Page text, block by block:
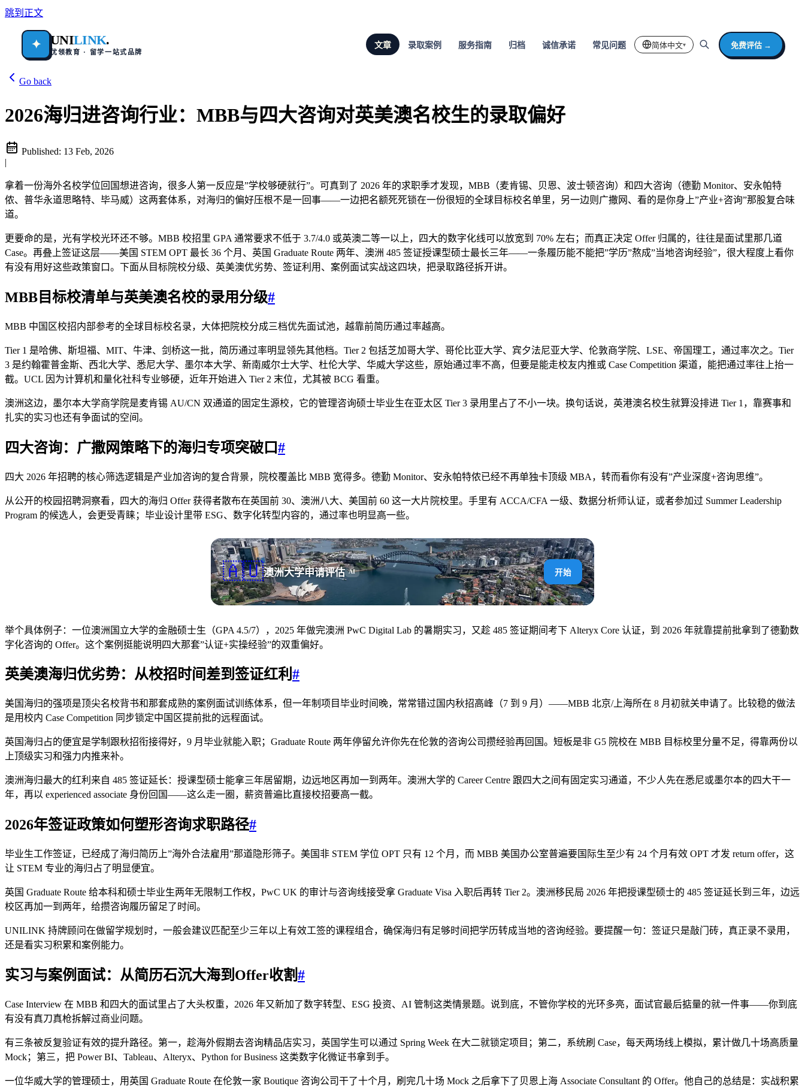
跳到正文
✦ UNILINK.
优领教育 · 留学一站式品牌
文章 录取案例 服务指南 归档 诚信承诺 常见问题 简体中文▾ 免费评估 →
Go back
2026海归进咨询行业：MBB与四大咨询对英美澳名校生的录取偏好
Published: 13 Feb, 2026
|
拿着一份海外名校学位回国想进咨询，很多人第一反应是”学校够硬就行”。可真到了 2026 年的求职季才发现，MBB（麦肯锡、贝恩、波士顿咨询）和四大咨询（德勤 Monitor、安永帕特
侬、普华永道思略特、毕马威）这两套体系，对海归的偏好压根不是一回事——一边把名额死死锁在一份很短的全球目标校名单里，另一边则广撒网、看的是你身上”产业+咨询”那股复合味
道。
更要命的是，光有学校光环还不够。MBB 校招里 GPA 通常要求不低于 3.7/4.0 或英澳二等一以上，四大的数字化线可以放宽到 70% 左右；而真正决定 Offer 归属的，往往是面试里那几道
Case。再叠上签证这层——美国 STEM OPT 最长 36 个月、英国 Graduate Route 两年、澳洲 485 签证授课型硕士最长三年——一条履历能不能把”学历”熬成”当地咨询经验”，很大程度上看你
有没有用好这些政策窗口。下面从目标院校分级、英美澳优劣势、签证利用、案例面试实战这四块，把录取路径拆开讲。
MBB目标校清单与英美澳名校的录用分级#
MBB 中国区校招内部参考的全球目标校名录，大体把院校分成三档优先面试池，越靠前简历通过率越高。
Tier 1 是哈佛、斯坦福、MIT、牛津、剑桥这一批，简历通过率明显领先其他档。Tier 2 包括芝加哥大学、哥伦比亚大学、宾夕法尼亚大学、伦敦商学院、LSE、帝国理工，通过率次之。Tier
3 是约翰霍普金斯、西北大学、悉尼大学、墨尔本大学、新南威尔士大学、杜伦大学、华威大学这些，原始通过率不高，但要是能走校友内推或 Case Competition 渠道，能把通过率往上抬一
截。UCL 因为计算机和量化社科专业够硬，近年开始进入 Tier 2 末位，尤其被 BCG 看重。
澳洲这边，墨尔本大学商学院是麦肯锡 AU/CN 双通道的固定生源校，它的管理咨询硕士毕业生在亚太区 Tier 3 录用里占了不小一块。换句话说，英港澳名校生就算没排进 Tier 1，靠赛事和
扎实的实习也还有争面试的空间。
四大咨询：广撒网策略下的海归专项突破口#
四大 2026 年招聘的核心筛选逻辑是产业加咨询的复合背景，院校覆盖比 MBB 宽得多。德勤 Monitor、安永帕特侬已经不再单独卡顶级 MBA，转而看你有没有”产业深度+咨询思维”。
从公开的校园招聘洞察看，四大的海归 Offer 获得者散布在英国前 30、澳洲八大、美国前 60 这一大片院校里。手里有 ACCA/CFA 一级、数据分析师认证，或者参加过 Summer Leadership
Program 的候选人，会更受青睐；毕业设计里带 ESG、数字化转型内容的，通过率也明显高一些。
🇦🇺澳洲大学申请评估 AI 开始
举个具体例子：一位澳洲国立大学的金融硕士生（GPA 4.5/7），2025 年做完澳洲 PwC Digital Lab 的暑期实习，又趁 485 签证期间考下 Alteryx Core 认证，到 2026 年就靠提前批拿到了德勤数
字化咨询的 Offer。这个案例挺能说明四大那套”认证+实操经验”的双重偏好。
英美澳海归优劣势：从校招时间差到签证红利 #
美国海归的强项是顶尖名校背书和那套成熟的案例面试训练体系，但一年制项目毕业时间晚，常常错过国内秋招高峰（7 到 9 月）——MBB 北京/上海所在 8 月初就关申请了。比较稳的做法
是用校内 Case Competition 同步锁定中国区提前批的远程面试。
英国海归占的便宜是学制跟秋招衔接得好，9 月毕业就能入职；Graduate Route 两年停留允许你先在伦敦的咨询公司攒经验再回国。短板是非 G5 院校在 MBB 目标校里分量不足，得靠两份以
上顶级实习和强力内推来补。
澳洲海归最大的红利来自 485 签证延长：授课型硕士能拿三年居留期，边远地区再加一到两年。澳洲大学的 Career Centre 跟四大之间有固定实习通道，不少人先在悉尼或墨尔本的四大干一
年，再以 experienced associate 身份回国——这么走一圈，薪资普遍比直接校招要高一截。
2026年签证政策如何塑形咨询求职路径#
毕业生工作签证，已经成了海归简历上”海外合法雇用”那道隐形筛子。美国非 STEM 学位 OPT 只有 12 个月，而 MBB 美国办公室普遍要国际生至少有 24 个月有效 OPT 才发 return offer，这
让 STEM 专业的海归占了明显便宜。
英国 Graduate Route 给本科和硕士毕业生两年无限制工作权，PwC UK 的审计与咨询线接受拿 Graduate Visa 入职后再转 Tier 2。澳洲移民局 2026 年把授课型硕士的 485 签证延长到三年，边远
校区再加一到两年，给攒咨询履历留足了时间。
UNILINK 持牌顾问在做留学规划时，一般会建议匹配至少三年以上有效工签的课程组合，确保海归有足够时间把学历转成当地的咨询经验。要提醒一句：签证只是敲门砖，真正录不录用，
还是看实习积累和案例能力。
实习与案例面试：从简历石沉大海到Offer收割#
Case Interview 在 MBB 和四大的面试里占了大头权重，2026 年又新加了数字转型、ESG 投资、AI 管制这类情景题。说到底，不管你学校的光环多亮，面试官最后掂量的就一件事——你到底
有没有真刀真枪拆解过商业问题。
有三条被反复验证有效的提升路径。第一，趁海外假期去咨询精品店实习，英国学生可以通过 Spring Week 在大二就锁定项目；第二，系统刷 Case，每天两场线上模拟，累计做几十场高质量
Mock；第三，把 Power BI、Tableau、Alteryx、Python for Business 这类数字化微证书拿到手。
一位华威大学的管理硕士，用英国 Graduate Route 在伦敦一家 Boutique 咨询公司干了十个月，刷完几十场 Mock 之后拿下了贝恩上海 Associate Consultant 的 Offer。他自己的总结是：实战积累